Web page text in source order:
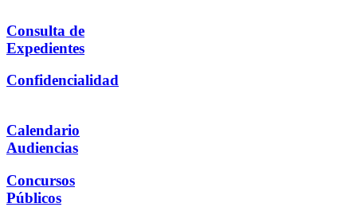
Consulta de
Expedientes
Confidencialidad
Calendario
Audiencias
Concursos
Públicos